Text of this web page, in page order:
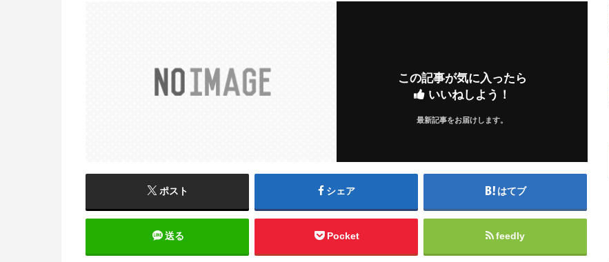
この記事が気に入ったら
いいねしよう！
最新記事をお届けします。
ポスト シェア はてブ
送る Pocket feedly